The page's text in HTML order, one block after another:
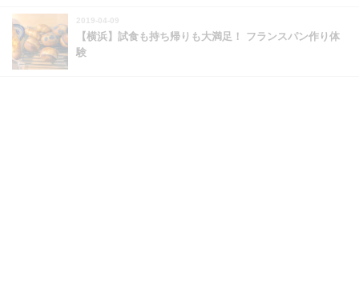
2019-04-09
【横浜】試食も持ち帰りも大満足！ フランスパン作り体
験